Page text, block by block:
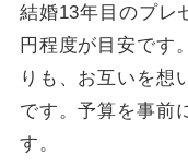
結婚13年目のプレ
円程度が目安です
りも、お互いを想
です。予算を事前
す。